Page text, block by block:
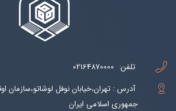
تلفن: 02164870000
آدرس : تهران،خیابان نوفل لوشاتو،سازمان
جمهوری اسلامی ایران